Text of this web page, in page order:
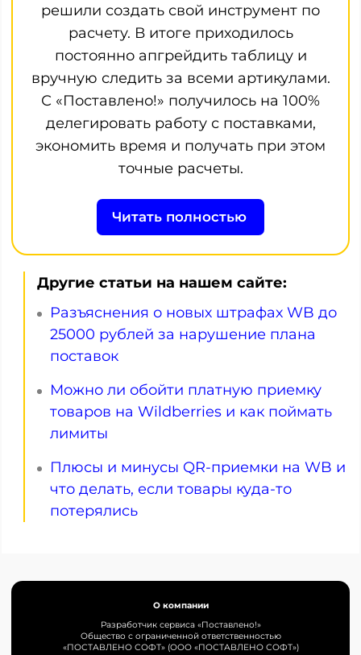
решили создать свой инструмент по
расчету. В итоге приходилось
постоянно апгрейдить таблицу и
вручную следить за всеми артикулами.
С «Поставлено!» получилось на 100%
делегировать работу с поставками,
экономить время и получать при этом
точные расчеты.
Читать полностью
Другие статьи на нашем сайте:
Разъяснения о новых штрафах WB до
25000 рублей за нарушение плана
поставок
Можно ли обойти платную приемку
товаров на Wildberries и как поймать
лимиты
Плюсы и минусы QR-приемки на WB и
что делать, если товары куда-то
потерялись
О компании
Разработчик сервиса «Поставлено!»
Общество с ограниченной ответственностью
«ПОСТАВЛЕНО СОФТ» (ООО «ПОСТАВЛЕНО СОФТ»)